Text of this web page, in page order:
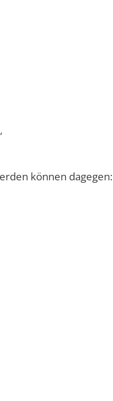
können dagegen: